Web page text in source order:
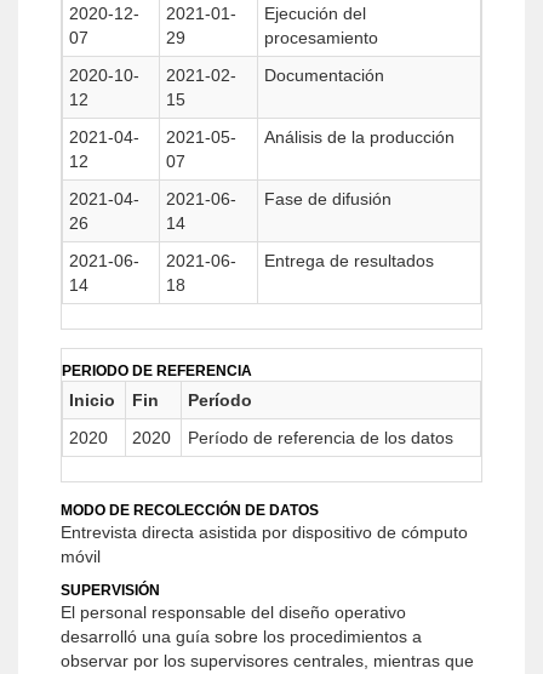
2020-12-
07
2021-01-
29
Ejecución del
procesamiento
2020-10-
12
2021-02-
15
Documentación
2021-04-
12
2021-05-
07
Análisis de la producción
2021-04-
26
2021-06-
14
Fase de difusión
2021-06-
14
2021-06-
18
Entrega de resultados
PERIODO DE REFERENCIA
Inicio Fin
Período
2020
2020 Período de referencia de los datos
MODO DE RECOLECCIÓN DE DATOS
Entrevista directa asistida por dispositivo de cómputo
móvil
SUPERVISIÓN
El personal responsable del diseño operativo
desarrolló una guía sobre los procedimientos a
observar por los supervisores centrales, mientras que